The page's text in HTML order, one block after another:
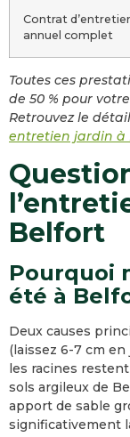
Contrat
annuel complet
Toutes ces
de 50 % pour
Retrouvez le
entretien jardin à
Belfort
Pourquoi
été à
Deux causes
(laissez 6-7 cm
les racines
sols argileux de
apport de sable
significativement